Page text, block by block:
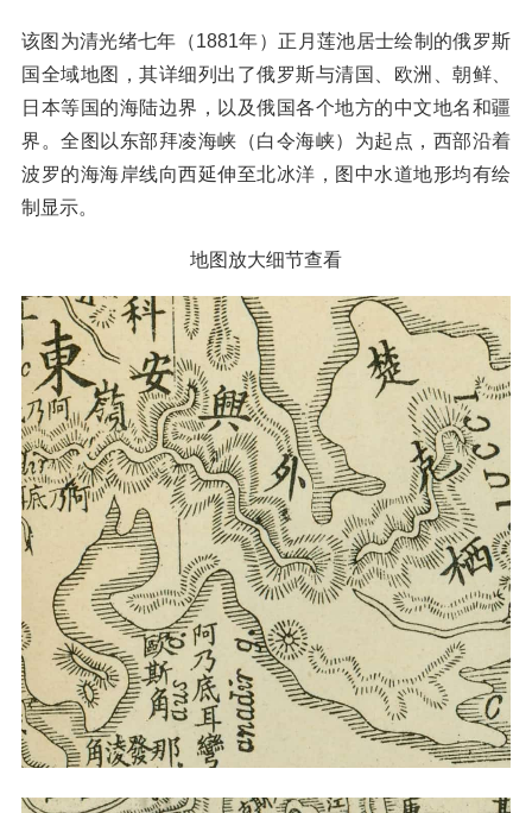
该图为清光绪七年（1881年）正月莲池居士绘制的俄罗斯
国全域地图，其详细列出了俄罗斯与清国、欧洲、朝鲜、
日本等国的海陆边界，以及俄国各个地方的中文地名和疆
界。全图以东部拜凌海峡（白令海峡）为起点，西部沿着
波罗的海海岸线向西延伸至北冰洋，图中水道地形均有绘
制显示。
地图放大细节查看